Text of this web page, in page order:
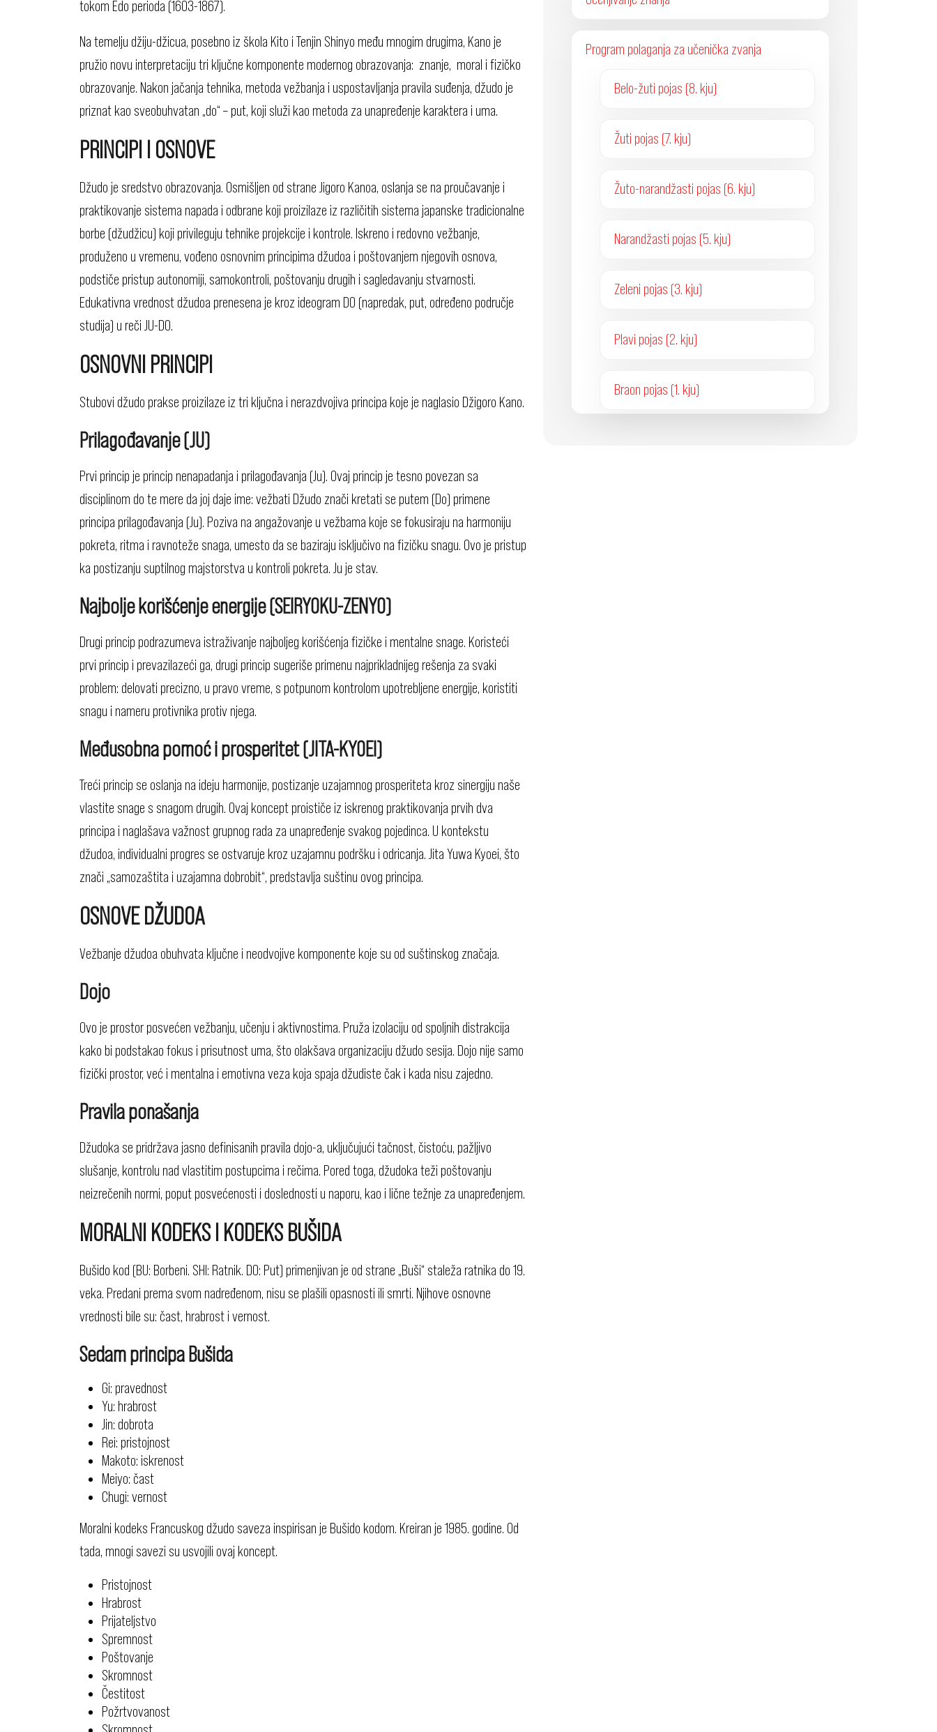
tokom Edo perioda (1603-1867).
Na temelju džiju-džicua, posebno iz škola Kito i Tenjin Shinyo među mnogim drugima, Kano je
pružio novu interpretaciju tri ključne komponente modernog obrazovanja: znanje, moral i fizičko
obrazovanje. Nakon jačanja tehnika, metoda vežbanja i uspostavljanja pravila suđenja, džudo je
priznat kao sveobuhvatan „do“ – put, koji služi kao metoda za unapređenje karaktera i uma.
PRINCIPI I OSNOVE
Džudo je sredstvo obrazovanja. Osmišljen od strane Jigoro Kanoa, oslanja se na proučavanje i
praktikovanje sistema napada i odbrane koji proizilaze iz različitih sistema japanske tradicionalne
borbe (džudžicu) koji privileguju tehnike projekcije i kontrole. Iskreno i redovno vežbanje,
produženo u vremenu, vođeno osnovnim principima džudoa i poštovanjem njegovih osnova,
podstiče pristup autonomiji, samokontroli, poštovanju drugih i sagledavanju stvarnosti.
Edukativna vrednost džudoa prenesena je kroz ideogram DO (napredak, put, određeno područje
studija) u reči JU-DO.
OSNOVNI PRINCIPI
Stubovi džudo prakse proizilaze iz tri ključna i nerazdvojiva principa koje je naglasio Džigoro Kano.
Prilagođavanje (JU)
Prvi princip je princip nenapadanja i prilagođavanja (Ju). Ovaj princip je tesno povezan sa
disciplinom do te mere da joj daje ime: vežbati Džudo znači kretati se putem (Do) primene
principa prilagođavanja (Ju). Poziva na angažovanje u vežbama koje se fokusiraju na harmoniju
pokreta, ritma i ravnoteže snaga, umesto da se baziraju isključivo na fizičku snagu. Ovo je pristup
ka postizanju suptilnog majstorstva u kontroli pokreta. Ju je stav.
Najbolje korišćenje energije (SEIRYOKU-ZENYO)
Drugi princip podrazumeva istraživanje najboljeg korišćenja fizičke i mentalne snage. Koristeći
prvi princip i prevazilazeći ga, drugi princip sugeriše primenu najprikladnijeg rešenja za svaki
problem: delovati precizno, u pravo vreme, s potpunom kontrolom upotrebljene energije, koristiti
snagu i nameru protivnika protiv njega.
Međusobna pomoć i prosperitet (JITA-KYOEI)
Treći princip se oslanja na ideju harmonije, postizanje uzajamnog prosperiteta kroz sinergiju naše
vlastite snage s snagom drugih. Ovaj koncept proističe iz iskrenog praktikovanja prvih dva
principa i naglašava važnost grupnog rada za unapređenje svakog pojedinca. U kontekstu
džudoa, individualni progres se ostvaruje kroz uzajamnu podršku i odricanja. Jita Yuwa Kyoei, što
znači „samozaštita i uzajamna dobrobit“, predstavlja suštinu ovog principa.
OSNOVE DŽUDOA
Vežbanje džudoa obuhvata ključne i neodvojive komponente koje su od suštinskog značaja.
Dojo
Ovo je prostor posvećen vežbanju, učenju i aktivnostima. Pruža izolaciju od spoljnih distrakcija
kako bi podstakao fokus i prisutnost uma, što olakšava organizaciju džudo sesija. Dojo nije samo
fizički prostor, već i mentalna i emotivna veza koja spaja džudiste čak i kada nisu zajedno.
Pravila ponašanja
Džudoka se pridržava jasno definisanih pravila dojo-a, uključujući tačnost, čistoću, pažljivo
slušanje, kontrolu nad vlastitim postupcima i rečima. Pored toga, džudoka teži poštovanju
neizrečenih normi, poput posvećenosti i doslednosti u naporu, kao i lične težnje za unapređenjem.
MORALNI KODEKS I KODEKS BUŠIDA
Bušido kod (BU: Borbeni. SHI: Ratnik. DO: Put) primenjivan je od strane „Buši“ staleža ratnika do 19.
veka. Predani prema svom nadređenom, nisu se plašili opasnosti ili smrti. Njihove osnovne
vrednosti bile su: čast, hrabrost i vernost.
Sedam principa Bušida
Gi: pravednost
Yu: hrabrost
Jin: dobrota
Rei: pristojnost
Makoto: iskrenost
Meiyo: čast
Chugi: vernost
Moralni kodeks Francuskog džudo saveza inspirisan je Bušido kodom. Kreiran je 1985. godine. Od
tada, mnogi savezi su usvojili ovaj koncept.
Pristojnost
Hrabrost
Prijateljstvo
Spremnost
Poštovanje
Skromnost
Čestitost
Požrtvovanost
Program polaganja za učenička zvanja
Belo-žuti pojas (8. kju)
Žuti pojas (7. kju)
Žuto-narandžasti pojas (6. kju)
Narandžasti pojas (5. kju)
Zeleni pojas (3. kju)
Plavi pojas (2. kju)
Braon pojas (1. kju)